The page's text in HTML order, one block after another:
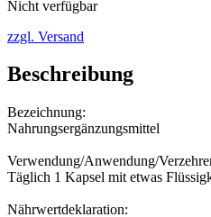
Nicht verfügbar
zzgl. Versand
Beschreibung
Bezeichnung:
Nahrungsergänzungsmittel
Verwendung/Anwendung/
Täglich 1 Kapsel mit etwas
Nährwertdeklaration: